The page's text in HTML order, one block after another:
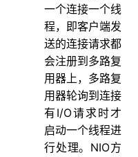
一个连接一个线
程，即客户端发
送的连接请求都
会注册到多路复
用器上，多路复
用器轮询到连接
有I/O请求时才
启动一个线程进
行处理。NIO方